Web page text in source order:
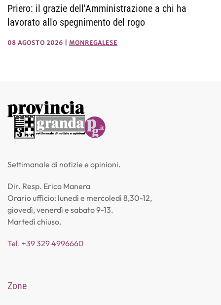
Priero: il grazie dell'Amministrazione a chi ha
lavorato allo spegnimento del rogo
08 AGOSTO 2026 MONREGALESE
Settimanale di notizie e opinioni.
Dir. Resp. Erica Manera
Orario ufficio: lunedì e mercoledì 8,30-12,
giovedì, venerdì e sabato 9-13.
Martedì chiuso.
Tel. +39 329 4996660
Zone